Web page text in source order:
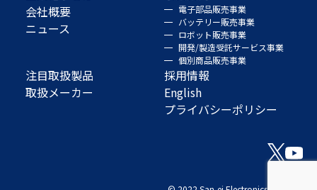
会社概要
ニュース
電子部品販売事業
バッテリー販売事業
ロボット販売事業
開発/製造受託サービス事業
個別商品販売事業
注目取扱製品
取扱メーカー
採用情報
English
プライバシーポリシー